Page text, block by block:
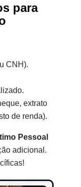
para
CNH).
extrato
de renda).
Pessoal
adicional.